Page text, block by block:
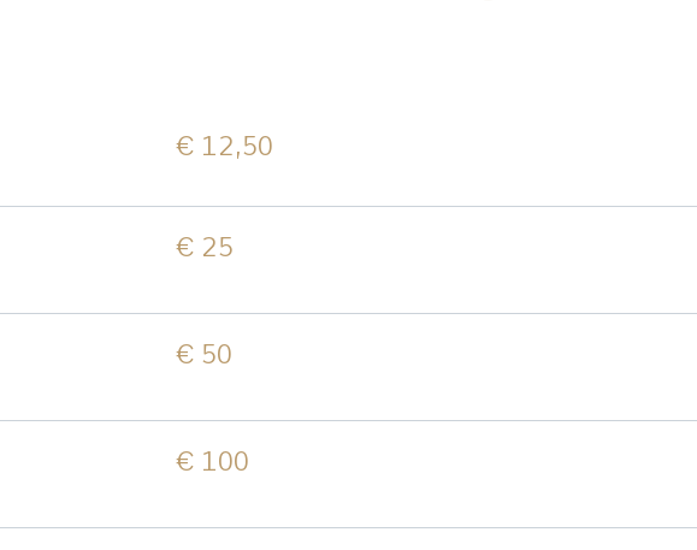
€ 12,50
€ 25
€ 50
€ 100